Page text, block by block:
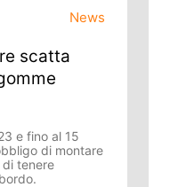
News
scatta
e fino al 15
di montare
di tenere